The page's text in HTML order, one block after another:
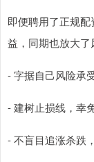
即便聘用了正规
益，同期也放大了
- 字据自己风险承
- 建树止损线，幸
- 不盲目追涨杀跌